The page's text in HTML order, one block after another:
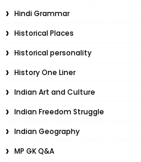
Hindi Grammar
Historical Places
Historical personality
History One Liner
Indian Art and Culture
Indian Freedom Struggle
Indian Geography
MP GK Q&A